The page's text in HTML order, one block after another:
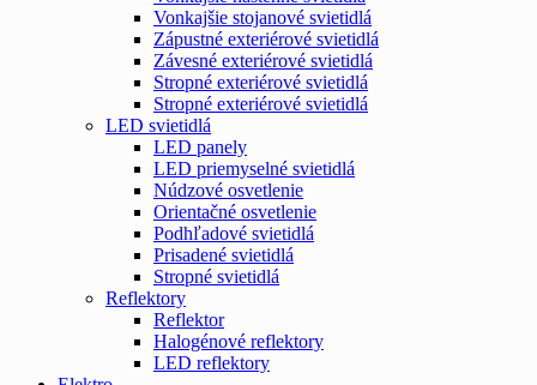
Vonkajšie stojanové svietidlá
Zápustné exteriérové svietidlá
Závesné exteriérové svietidlá
Stropné exteriérové svietidlá
Stropné exteriérové svietidlá
LED svietidlá
LED panely
LED priemyselné svietidlá
Núdzové osvetlenie
Orientačné osvetlenie
Podhľadové svietidlá
Prisadené svietidlá
Stropné svietidlá
Reflektory
Reflektor
Halogénové reflektory
LED reflektory